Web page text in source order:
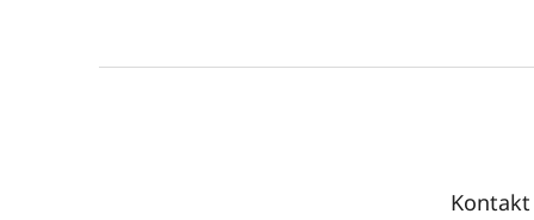
Kontakt